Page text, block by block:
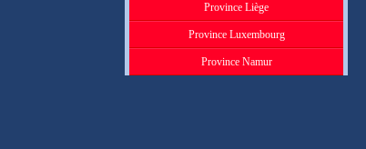
Province Liège
Province Luxembourg
Province Namur